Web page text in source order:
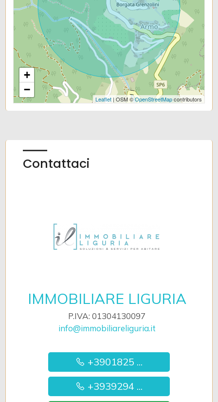
Centri commerciali
Uffici comunali
+
−
Leaflet| OSM ©OpenStreetMapcontributors
Contattaci
IMMOBILIARE LIGURIA
P.IVA: 01304130097
info@immobiliareliguria.it
+3901825 ...
+3939294 ...